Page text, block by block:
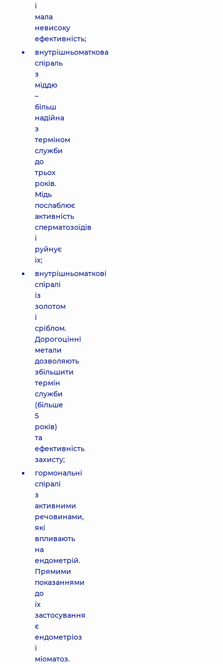
і
мала
невисоку
ефективність;
внутрішньоматкова
спіраль
з
міддю
–
більш
надійна
з
терміном
служби
до
трьох
років.
Мідь
послаблює
активність
сперматозоїдів
і
руйнує
їх;
внутрішньоматкові
спіралі
із
золотом
і
сріблом.
Дорогоцінні
метали
дозволяють
збільшити
термін
служби
(більше
5
років)
та
ефективність
захисту;
гормональні
спіралі
з
активними
речовинами,
які
впливають
на
ендометрій.
Прямими
показаннями
до
їх
застосування
є
ендометріоз
і
міоматоз.